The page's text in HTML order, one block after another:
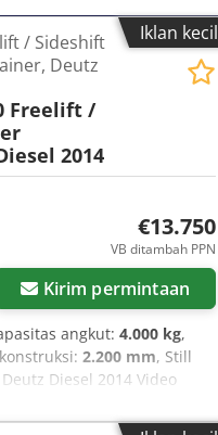
Iklan kecil
/ Sideshift
Deutz
Freelift /
2014
€13.750
VB ditambah PPN
Kirim permintaan
angkut: 4.000 kg,
2.200 mm, Still
Diesel 2014 Video
web. Harga adalah harga
yang bervariasi.